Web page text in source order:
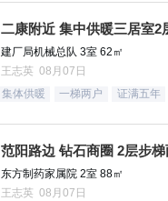
建厂局机械总队 3室 62㎡
王志英 08月07日
集体供暖 一梯两户 证满五年
东方制药家属院 2室 88㎡
王志英 08月07日